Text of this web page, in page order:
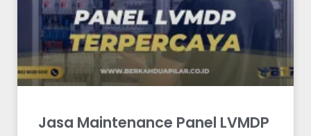
Jasa Maintenance Panel LVMDP